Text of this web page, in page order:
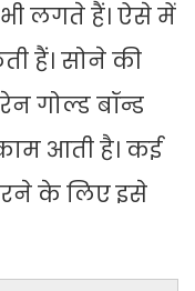
लगते हैं। ऐसे में
हैं। सोने की
गोल्ड बॉन्ड
आती है। कई
के लिए इसे